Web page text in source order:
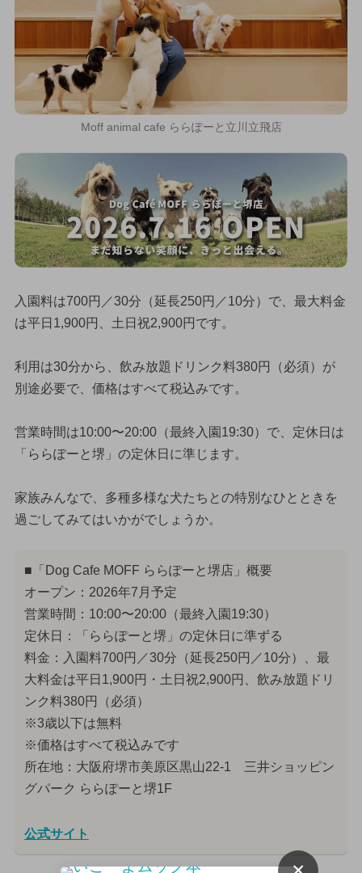
Moff animal cafe ららぽーと立川立飛店
入園料は700円／30分（延長250円／10分）で、最大料金
は平日1,900円、土日祝2,900円です。
利用は30分から、飲み放題ドリンク料380円（必須）が
別途必要で、価格はすべて税込みです。
営業時間は10:00〜20:00（最終入園19:30）で、定休日は
「ららぽーと堺」の定休日に準じます。
家族みんなで、多種多様な犬たちとの特別なひとときを
過ごしてみてはいかがでしょうか。
■「Dog Cafe MOFF ららぽーと堺店」概要
オープン：2026年7月予定
営業時間：10:00〜20:00（最終入園19:30）
定休日：「ららぽーと堺」の定休日に準ずる
料金：入園料700円／30分（延長250円／10分）、最
大料金は平日1,900円・土日祝2,900円、飲み放題ドリ
ンク料380円（必須）
※3歳以下は無料
※価格はすべて税込みです
所在地：大阪府堺市美原区黒山22-1 三井ショッピン
グパーク ららぽーと堺1F
公式サイト